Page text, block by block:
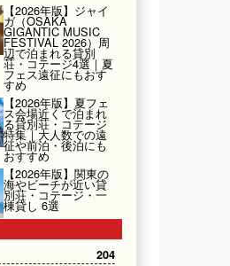
【2026年版】ジャイ
ガ（OSAKA
GIGANTIC MUSIC
FESTIVAL 2026）周
辺で泊まれる貸別
荘・コテージ4選｜夏
フェス遠征にもおす
すめ
【2026年版】夏フェ
ス会場近くで泊まれ
る貸別荘・コテージ
特集｜大人数での遠
征や前泊・後泊にも
おすすめ
【2026年版】関東の
海やビーチが近い貸
別荘・コテージ・一
棟貸し 6選
204